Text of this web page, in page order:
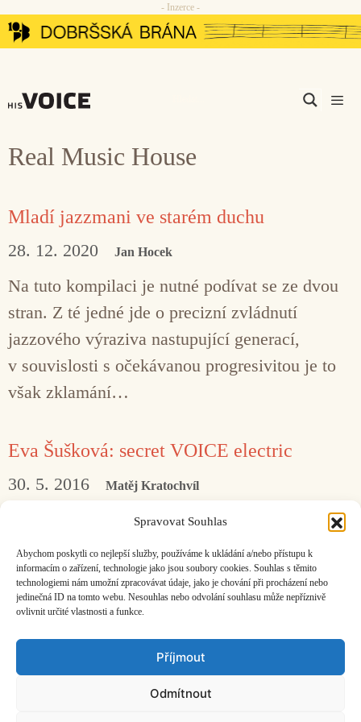
Spravovat Souhlas
Abychom poskytli co nejlepší služby, používáme k ukládání a/nebo přístupu k
informacím o zařízení, technologie jako jsou soubory cookies. Souhlas s těmito
technologiemi nám umožní zpracovávat údaje, jako je chování při procházení nebo
jedinečná ID na tomto webu. Nesouhlas nebo odvolání souhlasu může nepříznivě
ovlivnit určité vlastnosti a funkce.
Příjmout
Odmítnout
Přeskočit
na
- Inzerce -
Real Music House
Mladí jazzmani ve starém duchu
28. 12. 2020 Jan Hocek
Na tuto kompilaci je nutné podívat se ze dvou
stran. Z té jedné jde o precizní zvládnutí
jazzového výraziva nastupující generací,
v souvislosti s očekávanou progresivitou je to
však zklamání…
Eva Šušková: secret VOICE electric
30. 5. 2016 Matěj Kratochvíl
…nad koláží scratchované orchestrální hudby
a syntezátoru přednáší poněkud krutý příběh
z biblické Sodomy.